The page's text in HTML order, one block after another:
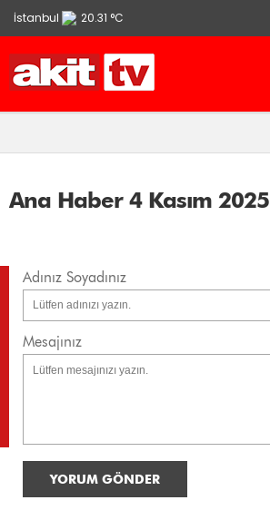
İstanbul 20.31 °C
Ankara 13.9 °C
İzmir 21.86 °C
Ana Haber 4 Kasım 2025
Adınız Soyadınız
Mesajınız
YORUM GÖNDER